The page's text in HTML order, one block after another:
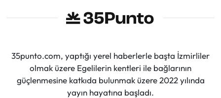
35punto.com, yaptığı yerel haberlerle başta İzmirliler
olmak üzere Egelilerin kentleri ile bağlarının
güçlenmesine katkıda bulunmak üzere 2022 yılında
yayın hayatına başladı.